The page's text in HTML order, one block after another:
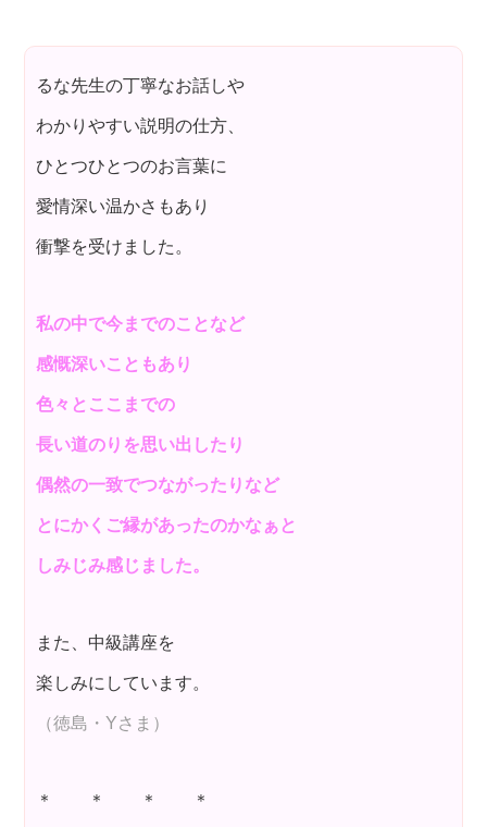
るな先生の丁寧なお話しや
わかりやすい説明の仕方、
ひとつひとつのお言葉に
愛情深い温かさもあり
衝撃を受けました。
私の中で今までのことなど
感慨深いこともあり
色々とここまでの
長い道のりを思い出したり
偶然の一致でつながったりなど
とにかくご縁があったのかなぁと
しみじみ感じました。
また、中級講座を
楽しみにしています。
（徳島・Yさま）
＊ ＊ ＊ ＊